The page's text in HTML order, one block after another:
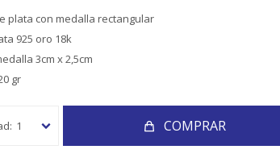
plata con medalla rectangular
925 oro 18k
3cm x 2,5cm
gr
1 COMPRAR